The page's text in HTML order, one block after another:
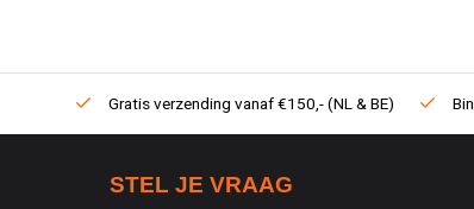
Gratis verzending vanaf €150,- (NL & BE)
STEL JE VRAAG